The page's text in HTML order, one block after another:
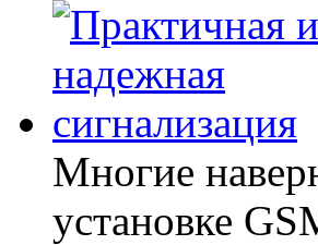
Многие
установке